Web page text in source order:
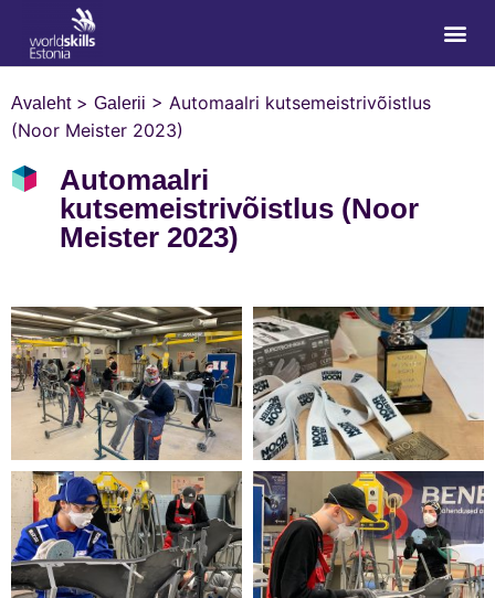
Avaleht> Galerii > Automaalri kutsemeistrivõistlus
(Noor Meister 2023)
Automaalri
kutsemeistrivõistlus (Noor
Meister 2023)